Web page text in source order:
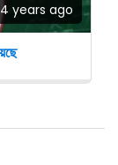
4 years ago